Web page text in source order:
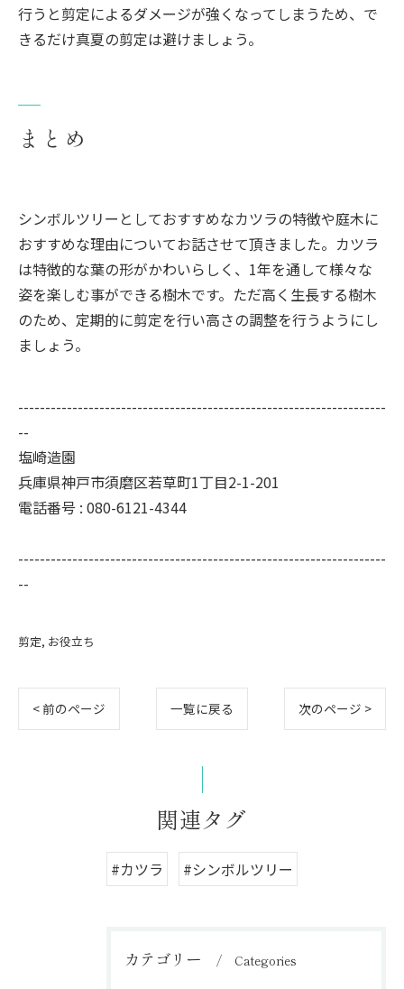
行うと剪定によるダメージが強くなってしまうため、で
きるだけ真夏の剪定は避けましょう。
まとめ
シンボルツリーとしておすすめなカツラの特徴や庭木に
おすすめな理由についてお話させて頂きました。カツラ
は特徴的な葉の形がかわいらしく、1年を通して様々な
姿を楽しむ事ができる樹木です。ただ高く生長する樹木
のため、定期的に剪定を行い高さの調整を行うようにし
ましょう。
--------------------------------------------------------------------
--
塩崎造園
兵庫県神戸市須磨区若草町1丁目2-1-201
電話番号 : 080-6121-4344
--------------------------------------------------------------------
--
剪定 お役立ち
< 前のページ 一覧に戻る 次のページ >
関連タグ
#カツラ #シンボルツリー
カテゴリー Categories